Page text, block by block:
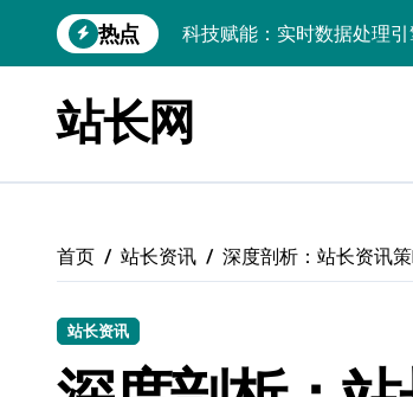
到
热点
科技赋能：实时数据处理
实时数据掌舵科技航向，
技术赋能：实时数据处理
大数据实时处理引擎驱动
技术赋能：基于大数据的
站长网
首页 站长资讯 深度剖析：站长资讯
站长资讯